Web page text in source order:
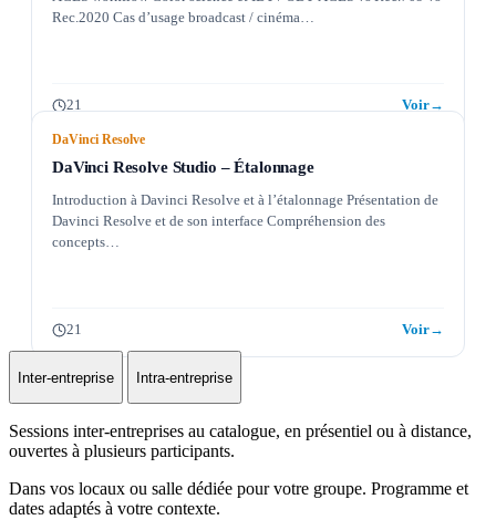
Rec.2020 Cas d’usage broadcast / cinéma…
21 Voir→
DaVinci Resolve
DaVinci Resolve Studio – Étalonnage
Introduction à Davinci Resolve et à l’étalonnage Présentation de
Davinci Resolve et de son interface Compréhension des
concepts…
21 Voir→
Inter-entreprise Intra-entreprise
Sessions inter-entreprises au catalogue, en présentiel ou à distance,
ouvertes à plusieurs participants.
Dans vos locaux ou salle dédiée pour votre groupe. Programme et
dates adaptés à votre contexte.